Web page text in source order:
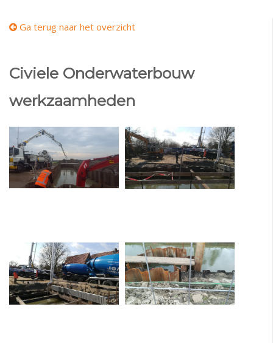
Ga terug naar het overzicht
Civiele Onderwaterbouw
werkzaamheden